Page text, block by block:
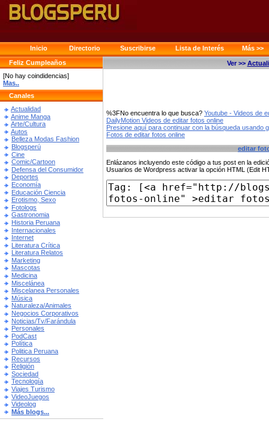
Inicio Directorio Suscribirse Lista de Interés
Más >>
Feliz Cumpleaños
[No hay coindidencias]
Mas..
Canales
Actualidad
Anime Manga
Arte/Cultura
Autos
Belleza Modas Fashion
Blogsperú
Cine
Comic/Cartoon
Defensa del Consumidor
Deportes
Economía
Educación Ciencia
Erotismo, Sexo
Fotologs
Gastronomia
Historia Peruana
Internacionales
Internet
Literatura Crítica
Literatura Relatos
Marketing
Mascotas
Medicina
Miscelánea
Miscelanea Personales
Música
Naturaleza/Animales
Negocios Corporativos
Noticias/Tv/Farándula
Personales
PodCast
Política
Politica Peruana
Recursos
Religión
Sociedad
Tecnología
Viajes Turismo
VideoJuegos
Videolog
Más blogs...
Ver >>
%3FNo encuentra lo que busca? Youtube - Videos de
DailyMotion Videos de editar fotos online
Presione aquí para continuar con la búsqueda usando
Fotos de editar fotos online
editar
Enlázanos incluyendo este código a tus post en la
Usuarios de Wordpress activar la opción HTML (Edit